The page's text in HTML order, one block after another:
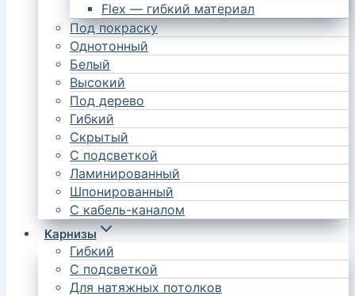
Flex — гибкий материал
Под покраску
Однотонный
Белый
Высокий
Под дерево
Гибкий
Скрытый
С подсветкой
Ламинированный
Шпонированный
С кабель-каналом
Карнизы
Гибкий
С подсветкой
Для натяжных потолков